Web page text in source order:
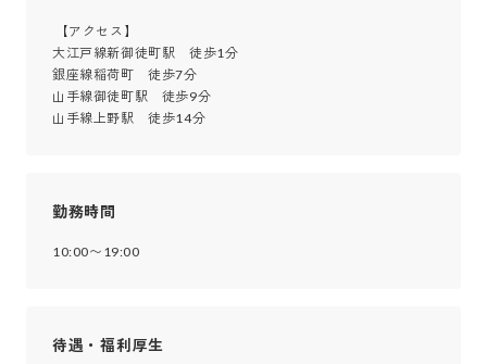
大江戸線新御徒町駅　徒歩1分
銀座線稲荷町　徒歩7分
山手線御徒町駅　徒歩9分
山手線上野駅　徒歩14分
勤務時間
10:00〜19:00
待遇・福利厚生